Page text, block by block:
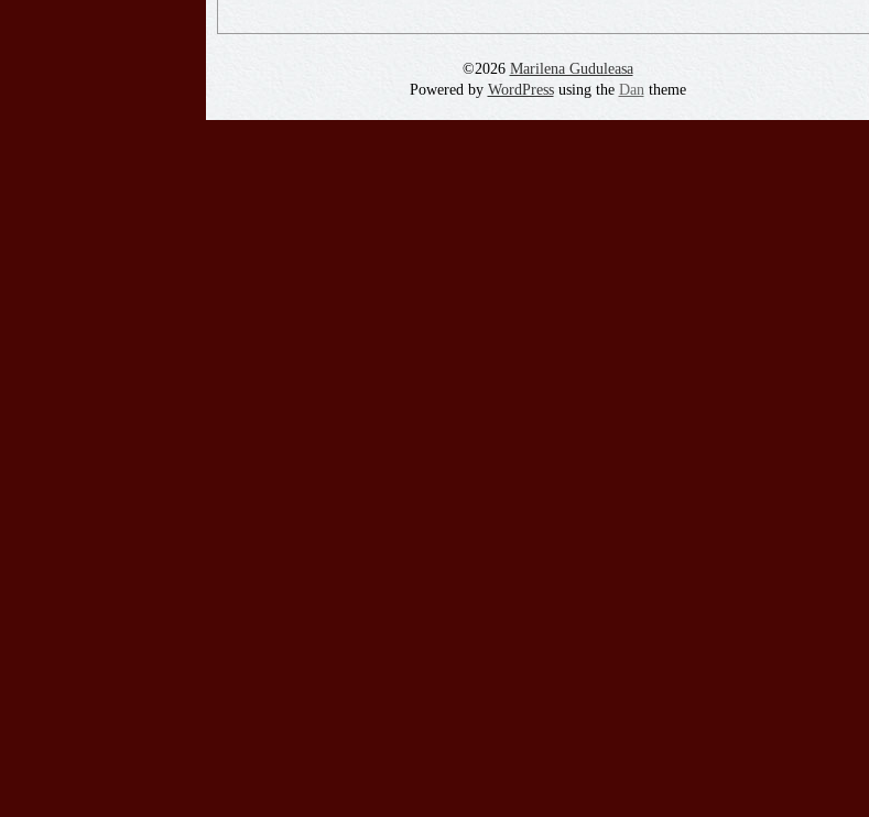
©2026 Marilena Guduleasa
Powered by WordPressusing the Dantheme